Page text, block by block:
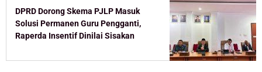
DPRD Dorong Skema PJLP Masuk
Solusi Permanen Guru Pengganti,
Raperda Insentif Dinilai Sisakan